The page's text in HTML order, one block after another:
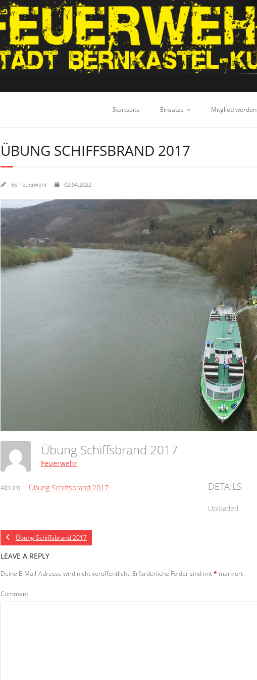
Startseite Einsätze Mitglied werden
ÜBUNG SCHIFFSBRAND 2017
By Feuerwehr 02.04.2022
Übung Schiffsbrand 2017
Feuerwehr
Album: Übung Schiffsbrand 2017 DETAILS
Uploaded
Übung Schiffsbrand 2017
LEAVE A REPLY
Deine E-Mail-Adresse wird nicht veröffentlicht. Erforderliche Felder sind mit* markiert
Comment